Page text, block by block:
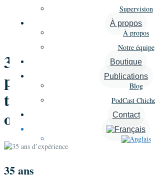
Supervision
À propos
À propos
Notre équipe
Boutique
Publications
Blog
PodCast
Contact
​35 ans d’expertise en
professionnel et
transformation des
organisations
35 ans